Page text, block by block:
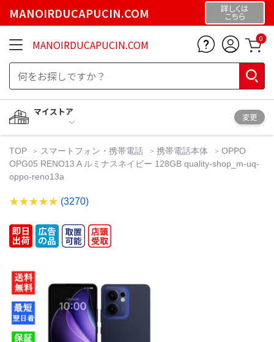
MANOIRDUCAPUCIN.COM 詳しくは
こちら
MANOIRDUCAPUCIN.COM 0
マイストア
変更
TOP スマートフォン・携帯電話 携帯電話本体
OPPO
OPG05 RENO13 A ルミナスネイビー 128GB quality-shop_m-uq-
oppo-reno13a
(3270)